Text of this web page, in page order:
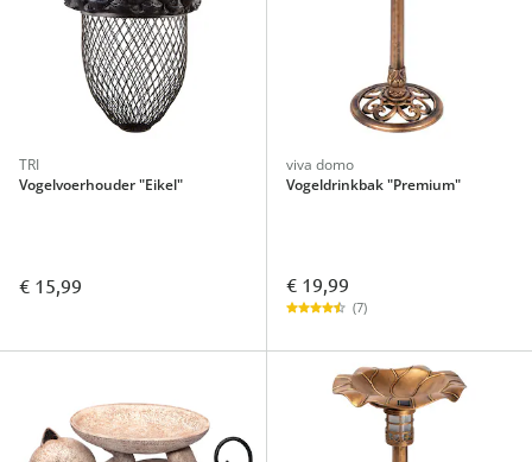
TRI
Vogelvoerhouder "Eikel"
€ 15,99
viva domo
Vogeldrinkbak "Premium"
€ 19,99
(7)